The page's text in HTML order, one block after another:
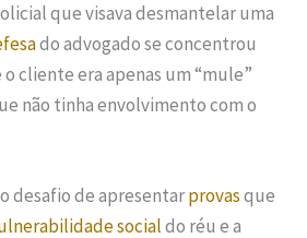
que visava desmantelar uma
do advogado se concentrou
cliente era apenas um “mule”
não tinha envolvimento com o
desafio de apresentarprovasque
socialdo réu e a